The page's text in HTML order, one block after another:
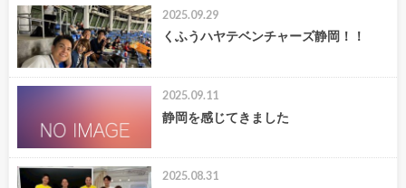
2025.09.29
くふうハヤテベンチャーズ静岡！！
2025.09.11
静岡を感じてきました
2025.08.31